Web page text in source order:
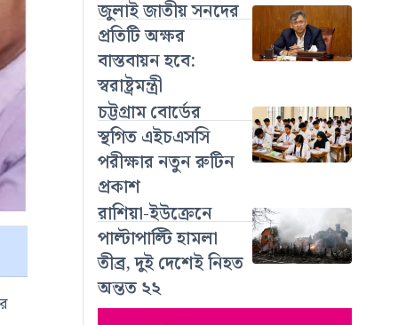
জুলাই জাতীয় সনদের
প্রতিটি অক্ষর
বাস্তবায়ন হবে:
স্বরাষ্ট্রমন্ত্রী
চট্টগ্রাম বোর্ডের
স্থগিত এইচএসসি
পরীক্ষার নতুন রুটিন
প্রকাশ
রাশিয়া-ইউক্রেনে
পাল্টাপাল্টি হামলা
তীব্র, দুই দেশেই নিহত
অন্তত ২২